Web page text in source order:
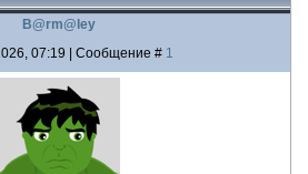
B@rm@ley
07:19 | Сообщение # 1